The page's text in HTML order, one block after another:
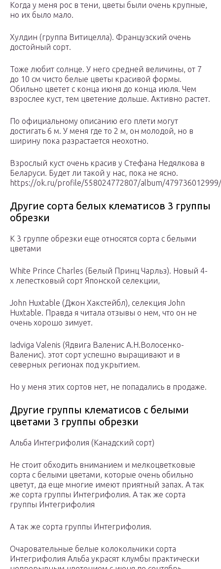
Когда у меня рос в тени, цветы были очень крупные,
но их было мало.
Хулдин (группа Витицелла). Французский очень
достойный сорт.
Тоже любит солнце. У него средней величины, от 7
до 10 см чисто белые цветы красивой формы.
Обильно цветет с конца июня до конца июля. Чем
взрослее куст, тем цветение дольше. Активно растет.
По официальному описанию его плети могут
достигать 6 м. У меня где то 2 м, он молодой, но в
ширину пока разрастается неохотно.
Взрослый куст очень красив у Стефана Недялкова в
Беларуси. Будет ли такой у нас, пока не ясно.
https://ok.ru/profile/558024772807/album/
Другие сорта белых клематисов 3 группы
обрезки
К 3 группе обрезки еще относятся сорта с белыми
цветами
White Prince Charles (Белый Принц Чарльз). Новый 4-
х лепестковый сорт Японской селекции,
John Huxtable (Джон Хакстейбл), селекция John
Huxtable. Правда я читала отзывы о нем, что он не
очень хорошо зимует.
Iadviga Valenis (Ядвига Валенис А.Н.Волосенко-
Валенис). этот сорт успешно выращивают и в
северных регионах под укрытием.
Но у меня этих сортов нет, не попадались в продаже.
Другие группы клематисов с белыми
цветами 3 группы обрезки
Альба Интегрифолия (Канадский сорт)
Не стоит обходить вниманием и мелкоцветковые
сорта с белыми цветами, которые очень обильно
цветут, да еще многие имеют приятный запах. А так
же сорта группы Интегрифолия. А так же сорта
группы Интегрифолия
А так же сорта группы Интегрифолия.
Очаровательные белые колокольчики сорта
Интегрифолия Альба украсят клумбы практически